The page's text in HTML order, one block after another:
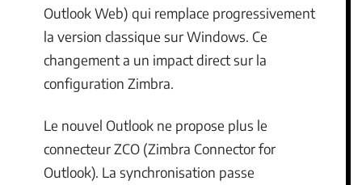
Outlook Web) qui remplace progressivement
la version classique sur Windows. Ce
changement a un impact direct sur la
configuration Zimbra.
Le nouvel Outlook ne propose plus le
connecteur ZCO (Zimbra Connector for
Outlook). La synchronisation passe